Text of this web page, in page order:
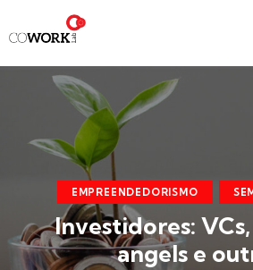
EMPREENDEDORISMO
Investidores:
angels e